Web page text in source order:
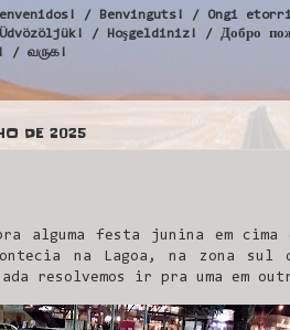
/ Benvinguts! / Ongi
/ Hoşgeldiniz! / Добро
/ வருக!
DE 2025
alguma festa junina em cima
na Lagoa, na zona
resolvemos ir pra uma em